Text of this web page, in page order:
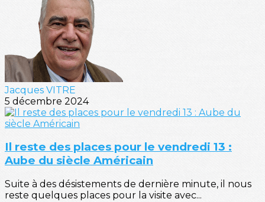
Jacques VITRE
5 décembre 2024
Il reste des places pour le vendredi 13 :
Aube du siècle Américain
Suite à des désistements de dernière minute, il nous
reste quelques places pour la visite avec...